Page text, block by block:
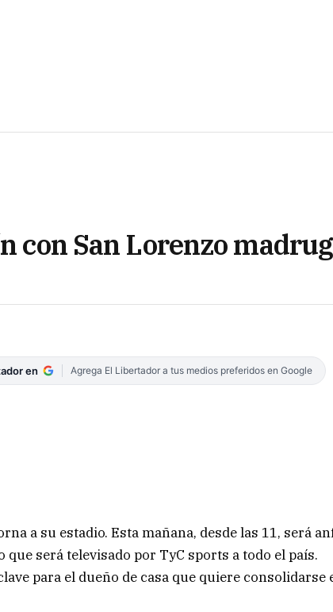
con San Lorenzo
en Agrega El Libertador a tus medios preferidos en Google
a su estadio. Esta mañana, desde las 11, será
que será televisado por TyC sports a todo el país.
para el dueño de casa que quiere